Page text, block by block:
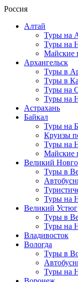
Россия
Алтай
Туры на
Туры на
Майские
Архангельск
Туры в
Туры в
Туры на
Туры на
Астрахань
Байкал
Туры на
Круизы
Туры на
Майские
Великий
Туры в
Туры на
Великий Устюг
Туры в
Туры на
Владивосток
Вологда
Туры в
Туры на